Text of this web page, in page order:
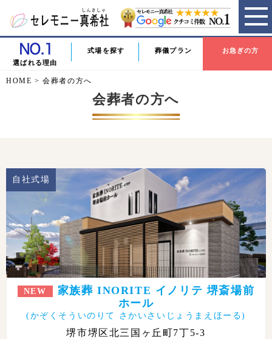
選ばれる理由
式場を探す 葬儀プラン お急ぎの方
HOME >会葬者の方へ
会葬者の方へ
自社式場
NEW
家族葬 INORITE イノリテ 堺斎場前
ホール
(かぞくそういのりて さかいさいじょうまえほーる)
堺市堺区北三国ヶ丘町7丁5-3